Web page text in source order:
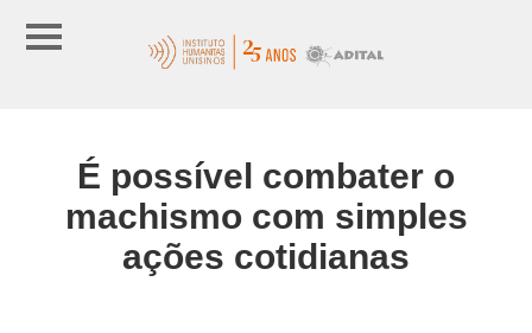
É possível combater o
machismo com simples
ações cotidianas